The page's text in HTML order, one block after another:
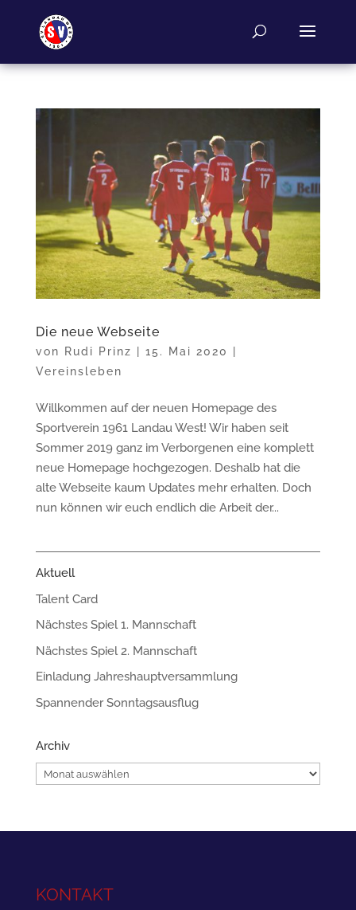
Die neue Webseite
von Rudi Prinz 15. Mai 2020
Vereinsleben
Willkommen auf der neuen Homepage des
Sportverein 1961 Landau West! Wir haben seit
Sommer 2019 ganz im Verborgenen eine komplett
neue Homepage hochgezogen. Deshalb hat die
alte Webseite kaum Updates mehr erhalten. Doch
nun können wir euch endlich die Arbeit der...
Aktuell
Talent Card
Nächstes Spiel 1. Mannschaft
Nächstes Spiel 2. Mannschaft
Einladung Jahreshauptversammlung
Spannender Sonntagsausflug
Archiv
Archiv
KONTAKT